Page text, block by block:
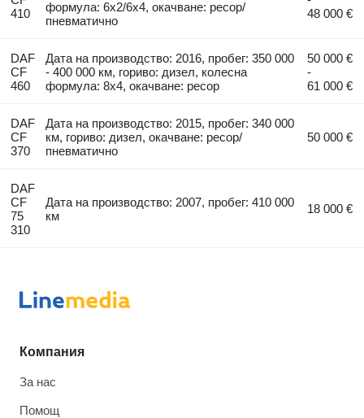
410
формула: 6x2/6x4, окачване: ресор/
пневматично
48 000 €
DAF
CF
460
Дата на производство: 2016, пробег: 350 000
- 400 000 км, гориво: дизел, колесна
формула: 8x4, окачване: ресор
50 000 €
-
61 000 €
DAF
CF
370
Дата на производство: 2015, пробег: 340 000
км, гориво: дизел, окачване: ресор/
пневматично
50 000 €
DAF
CF
75
310
Дата на производство: 2007, пробег: 410 000
км
18 000 €
Компания
За нас
Помощ